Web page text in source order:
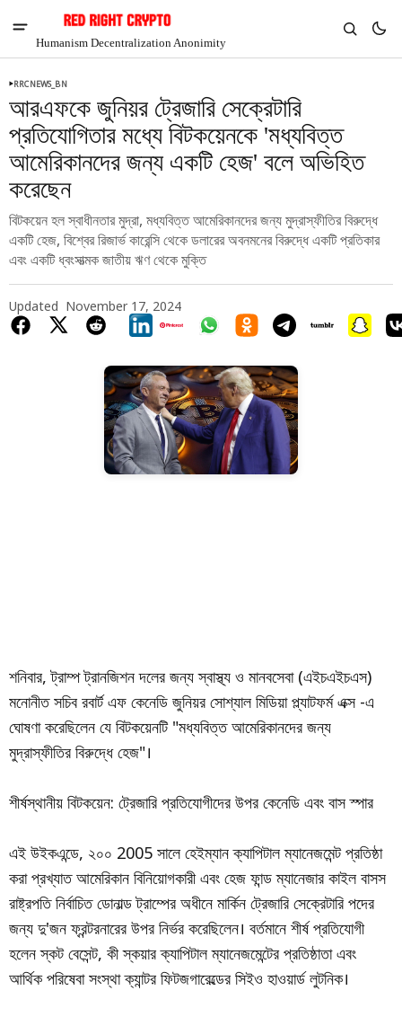
Humanism Decentralization Anonimity
Chia
$1.36
-6.92%
RRCNEWS_BN
আরএফকে জুনিয়র ট্রেজারি সেক্রেটারি
প্রতিযোগিতার মধ্যে বিটকয়েনকে 'মধ্যবিত্ত
আমেরিকানদের জন্য একটি হেজ' বলে অভিহিত
করেছেন
বিটকয়েন হল স্বাধীনতার মুদ্রা, মধ্যবিত্ত আমেরিকানদের জন্য মুদ্রাস্ফীতির বিরুদ্ধে
একটি হেজ, বিশ্বের রিজার্ভ কারেন্সি থেকে ডলারের অবনমনের বিরুদ্ধে একটি প্রতিকার
এবং একটি ধ্বংসাত্মক জাতীয় ঋণ থেকে মুক্তি
Updated November 17, 2024
শনিবার, ট্রাম্প ট্রানজিশন দলের জন্য স্বাস্থ্য ও মানবসেবা (এইচএইচএস)
মনোনীত সচিব রবার্ট এফ কেনেডি জুনিয়র সোশ্যাল মিডিয়া প্ল্যাটফর্ম এক্স -এ
ঘোষণা করেছিলেন যে বিটকয়েনটি "মধ্যবিত্ত আমেরিকানদের জন্য
মুদ্রাস্ফীতির বিরুদ্ধে হেজ"।
শীর্ষস্থানীয় বিটকয়েন: ট্রেজারি প্রতিযোগীদের উপর কেনেডি এবং বাস স্পার
এই উইকএন্ডে, ২০০ 2005 সালে হেইম্যান ক্যাপিটাল ম্যানেজমেন্ট প্রতিষ্ঠা
করা প্রখ্যাত আমেরিকান বিনিয়োগকারী এবং হেজ ফান্ড ম্যানেজার কাইল বাসস
রাষ্ট্রপতি নির্বাচিত ডোনাল্ড ট্রাম্পের অধীনে মার্কিন ট্রেজারি সেক্রেটারি পদের
জন্য দু'জন ফ্রন্টরনারের উপর নির্ভর করেছিলেন। বর্তমানে শীর্ষ প্রতিযোগী
হলেন স্কট বেসেন্ট, কী স্কয়ার ক্যাপিটাল ম্যানেজমেন্টের প্রতিষ্ঠাতা এবং
আর্থিক পরিষেবা সংস্থা ক্যান্টর ফিটজগারেল্ডের সিইও হাওয়ার্ড লুটনিক।